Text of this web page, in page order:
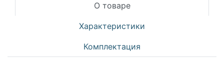
О товаре
Характеристики
Комплектация